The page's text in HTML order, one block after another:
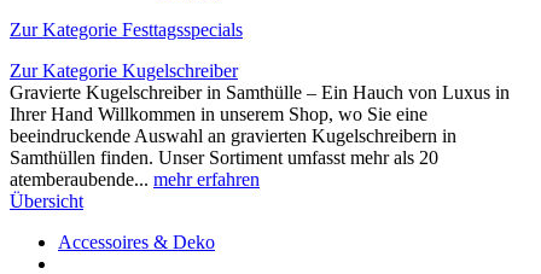
Zur Kategorie Festtagsspecials
Zur Kategorie Kugelschreiber
Gravierte Kugelschreiber in Samthülle – Ein Hauch von Luxus in
Ihrer Hand Willkommen in unserem Shop, wo Sie eine
beeindruckende Auswahl an gravierten Kugelschreibern in
Samthüllen finden. Unser Sortiment umfasst mehr als 20
atemberaubende... mehr erfahren
Übersicht
Accessoires & Deko